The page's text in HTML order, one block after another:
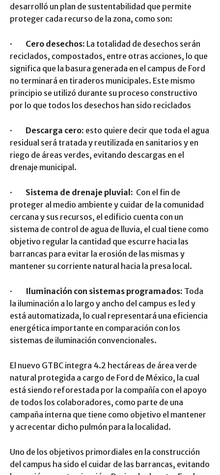
desarrolló un plan de sustentabilidad que permite
proteger cada recurso de la zona, como son:
· Cero desechos: La totalidad de desechos serán
reciclados, compostados, entre otras acciones, lo que
significa que la basura generada en el campus de Ford
no terminará en tiraderos municipales. Este mismo
principio se utilizó durante su proceso constructivo
por lo que todos los desechos han sido reciclados
· Descarga cero: esto quiere decir que toda el agua
residual será tratada y reutilizada en sanitarios y en
riego de áreas verdes, evitando descargas en el
drenaje municipal.
· Sistema de drenaje pluvial: Con el fin de
proteger al medio ambiente y cuidar de la comunidad
cercana y sus recursos, el edificio cuenta con un
sistema de control de agua de lluvia, el cual tiene como
objetivo regular la cantidad que escurre hacia las
barrancas para evitar la erosión de las mismas y
mantener su corriente natural hacia la presa local.
· Iluminación con sistemas programados: Toda
la iluminación a lo largo y ancho del campus es led y
está automatizada, lo cual representará una eficiencia
energética importante en comparación con los
sistemas de iluminación convencionales.
El nuevo GTBC integra 4.2 hectáreas de área verde
natural protegida a cargo de Ford de México, la cual
está siendo reforestada por la compañía con el apoyo
de todos los colaboradores, como parte de una
campaña interna que tiene como objetivo el mantener
y acrecentar dicho pulmón para la localidad.
Uno de los objetivos primordiales en la construcción
del campus ha sido el cuidar de las barrancas, evitando